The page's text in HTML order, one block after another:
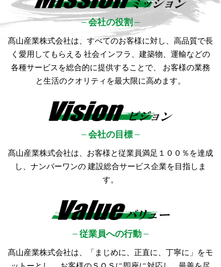
会社の役割
髙山産業株式会社は、すべてのお客様に対し、高品質で長
く愛用してもらえる 社会インフラ、建築物、運輸などの
各種サービスを総合的に提供することで、
お客様の業務
と生活のクオリティを最大限に高めます。
会社の目標
髙山産業株式会社は、お客様と従業員満足１００％を達成
し、ナンバーワンの 建設総合サービス企業を目指しま
す。
従業員への行動
髙山産業株式会社は、「まじめに、正直に、丁寧に」をモ